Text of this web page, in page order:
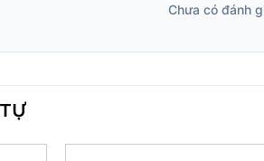
Chưa có đánh